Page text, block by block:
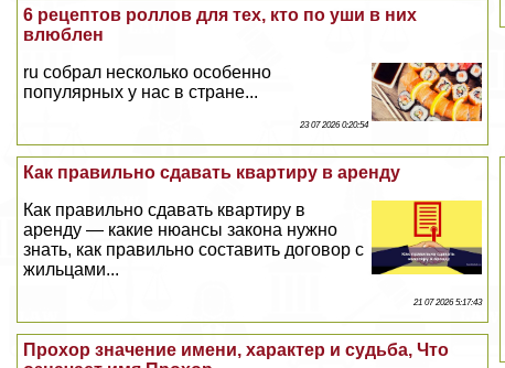
6 рецептов роллов для тех, кто по уши в них
влюблен
ru собрал несколько особенно
популярных у нас в стране...
23 07 2026 0:20:54
Как правильно сдавать квартиру в аренду
Как правильно сдавать квартиру в
аренду — какие нюансы закона нужно
знать, как правильно составить договор с
жильцами...
21 07 2026 5:17:43
Прохор значение имени, хаpaктер и судьба, Что